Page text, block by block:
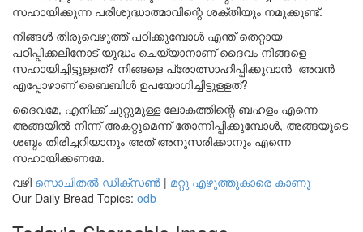
സഹായിക്കുന്ന പരിശുദ്ധാത്മാവിന്റെ ശക്തിയും നമുക്കുണ്ട്.
നിങ്ങൾ തിരുവെഴുത്ത് പഠിക്കുമ്പോൾ എന്ത് തെറ്റായ
പഠിപ്പിക്കലിനോട് യുദ്ധം ചെയ്യാനാണ് ദൈവം നിങ്ങളെ
സഹായിച്ചിട്ടുള്ളത്? നിങ്ങളെ പ്രോത്സാഹിപ്പിക്കുവാൻ അവൻ
എപ്പോഴാണ് ബൈബിൾ ഉപയോഗിച്ചിട്ടുള്ളത്?
ദൈവമേ, എനിക്ക് ചുറ്റുമുള്ള ലോകത്തിന്റെ ബഹളം എന്നെ
അങ്ങയിൽ നിന്ന് അകറ്റുമെന്ന് തോന്നിപ്പിക്കുമ്പോൾ, അങ്ങയുടെ
ശബ്ദം തിരിച്ചറിയാനും അത് അനുസരിക്കാനും എന്നെ
സഹായിക്കണമേ.
വഴി സൊചിതൽ ഡിക്‌സൺ | മറ്റു എഴുത്തുകാരെ കാണൂ
Our Daily Bread Topics: odb